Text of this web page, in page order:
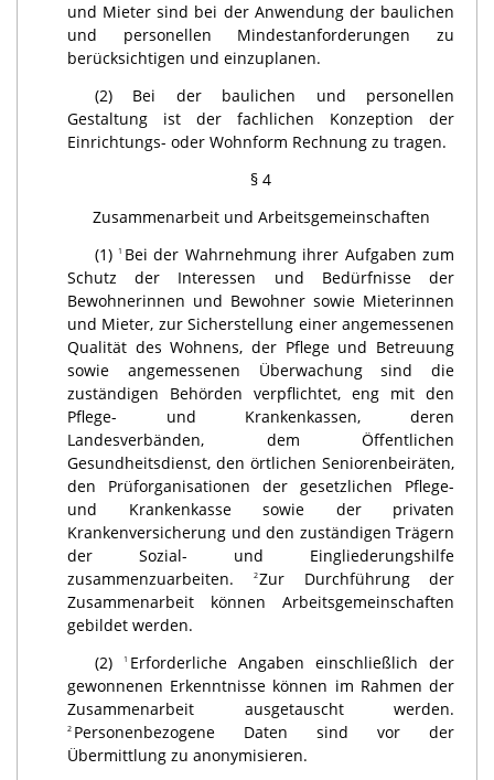
und Mieter sind bei der Anwendung der baulichen
und personellen Mindestanforderungen zu
berücksichtigen und einzuplanen.
(2) Bei der baulichen und personellen
Gestaltung ist der fachlichen Konzeption der
Einrichtungs- oder Wohnform Rechnung zu tragen.
§ 4
Zusammenarbeit und Arbeitsgemeinschaften
(1)
1 Bei der Wahrnehmung ihrer Aufgaben zum
Schutz der Interessen und Bedürfnisse der
Bewohner­innen und Bewohner sowie Mieterinnen
und Mieter, zur Sicherstellung einer angemessenen
Qualität des Wohnens, der Pflege und Betreuung
sowie angemessenen Überwachung sind die
zuständigen Behörden verpflichtet, eng mit den
Pflege- und Krankenkassen, deren
Landesverbänden, dem Öffentlichen
Gesundheitsdienst, den örtlichen Seniorenbeiräten,
den Prüf­organisationen der gesetzlichen Pflege-
und Krankenkasse sowie der privaten
Krankenversicherung und den zuständigen Trägern
der Sozial- und Eingliederungshilfe
zusammenzuarbeiten.
2Zur Durchführung der
Zusammenarbeit können Arbeitsgemeinschaften
gebildet werden.
(2)
1 Erforderliche Angaben einschließlich der
gewonnenen Erkenntnisse können im Rahmen der
Zusammenarbeit ausgetauscht werden.
2 Personenbezogene Daten sind vor der
Übermittlung zu anony­misieren.